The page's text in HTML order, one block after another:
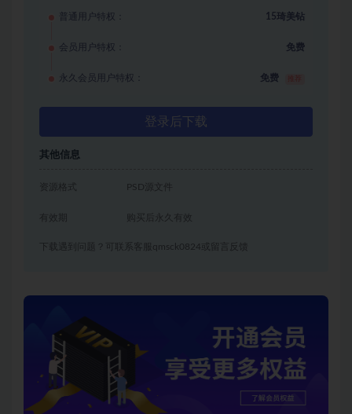
普通用户特权： 15琦美钻
会员用户特权： 免费
永久会员用户特权： 免费
登录后下载
其他信息
资源格式 PSD源文件
有效期 购买后永久有效
下载遇到问题？可联系客服qmsck0824或留言反馈